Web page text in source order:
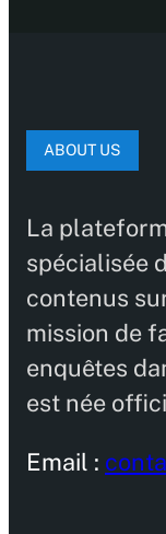
ABOUT US
La
spécialisée
contenus
mission de
enquêtes
est née
Email :